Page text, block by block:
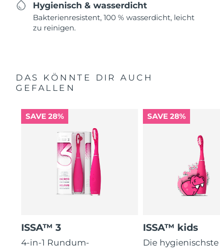
Hygienisch & wasserdicht
Bakterienresistent, 100 % wasserdicht, leicht
zu reinigen.
DAS KÖNNTE DIR AUCH
GEFALLEN
SAVE 28%
ISSA™ 3
4-in-1 Rundum-
SAVE 28%
ISSA™ kids
Die hygienischste